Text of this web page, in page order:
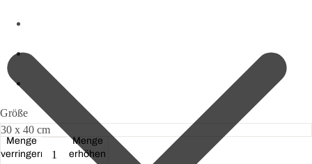
Größe
Menge
verringern
Menge
erhöhen